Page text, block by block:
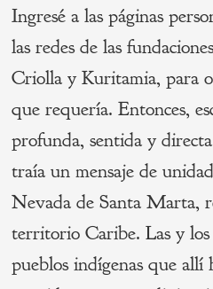
Ingresé a las páginas
las redes de las
Criolla y Kuritamia, para
que requería. Entonces,
profunda, sentida y
traía un mensaje de
Nevada de Santa Marta,
territorio Caribe. Las y
pueblos indígenas que allí